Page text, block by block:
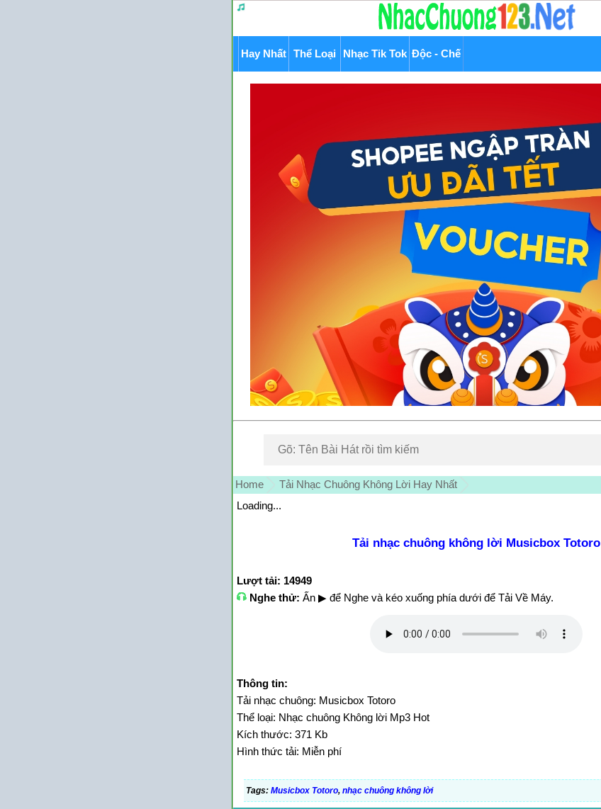
Hay Nhất Thể Loại Nhạc Tik Tok Độc - Chế
Home
Tải Nhạc Chuông Không Lời Hay Nhất
Loading...
Tải nhạc chuông không lời Musicbox Totoro
Lượt tải: 14949
Nghe thử: Ấn ▶ để Nghe và kéo xuống phía dưới để Tải Về Máy.
Thông tin:
Tải nhạc chuông: Musicbox Totoro
Thể loại: Nhạc chuông Không lời Mp3 Hot
Kích thước: 371 Kb
Hình thức tải: Miễn phí
Tags: Musicbox Totoro, nhạc chuông không lời